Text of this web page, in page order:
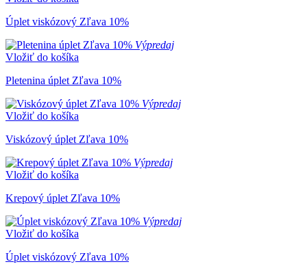
Úplet viskózový Zľava 10%
Výpredaj
Vložiť do košíka
Pletenina úplet Zľava 10%
Výpredaj
Vložiť do košíka
Viskózový úplet Zľava 10%
Výpredaj
Vložiť do košíka
Krepový úplet Zľava 10%
Výpredaj
Vložiť do košíka
Úplet viskózový Zľava 10%